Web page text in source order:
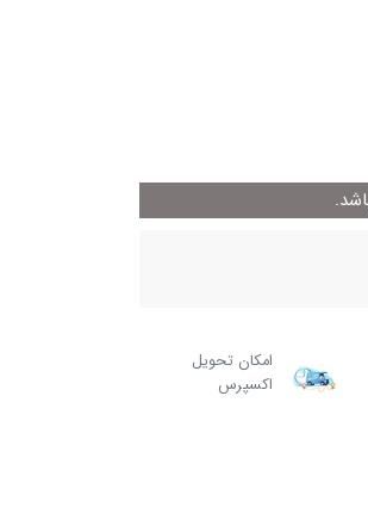
امکان تحویل
اکسپرس